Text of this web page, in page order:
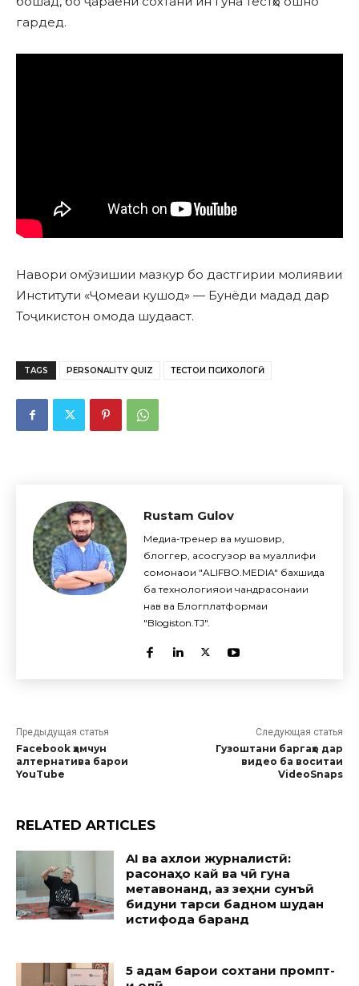
гардед.
Навори омӯзишии мазкур бо дастгирии молиявии
Институти «Ҷомеаи кушод» — Бунёди мадад дар
Тоҷикистон омода шудааст.
TAGS PERSONALITY QUIZ ТЕСТҲОИ ПСИХОЛОГӢ
Rustam Gulov
Медиа-тренер ва мушовир,
блоггер, асосгузор ва муаллифи
сомонаҳои "ALIFBO.MEDIA" бахшида
ба технологияҳои чандрасонаии
нав ва Блогплатформаи
"Blogiston.TJ".
Предыдущая статья
Facebook ҳамчун
алтернатива барои
YouTube
Следующая статья
Гузоштани баргаҳо дар
видео ба воситаи
VideoSnaps
RELATED ARTICLES
AI ва ахлоқи журналистӣ:
расонаҳо кай ва чӣ гуна
метавонанд, аз зеҳни сунъӣ
бидуни тарси бадном шудан
истифода баранд
5 қадам барои сохтани промпт-